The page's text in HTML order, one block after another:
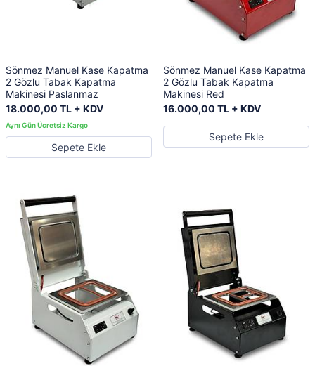
Sönmez Manuel Kase Kapatma
2 Gözlu Tabak Kapatma
Makinesi Paslanmaz
18.000,00 TL + KDV
Sepete Ekle
Sönmez Manuel Kase Kapatma
2 Gözlu Tabak Kapatma
Makinesi Red
16.000,00 TL + KDV
Sepete Ekle